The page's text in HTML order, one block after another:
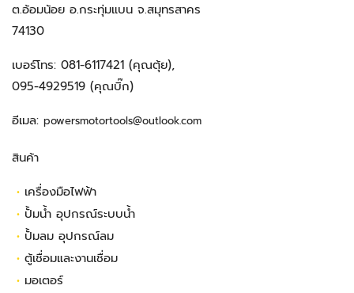
ต.อ้อมน้อย อ.กระทุ่มแบน จ.สมุทรสาคร
74130
เบอร์โทร: 081-6117421 (คุณตุ้ย),
095-4929519 (คุณบิ๊ก)
อีเมล: powersmotortools@outlook.com
สินค้า
• เครื่องมือไฟฟ้า
• ปั้มน้ำ อุปกรณ์ระบบน้ำ
• ปั้มลม อุปกรณ์ลม
• ตู้เชื่อมและงานเชื่อม
• มอเตอร์